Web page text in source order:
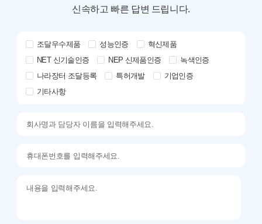
신속하고 빠른 답변 드립니다.
조달우수제품 성능인증
혁신제품
NET 신기술인증
NEP 신제품인증
녹색인증
나라장터 조달등록
특허개발
기업인증
기타사항